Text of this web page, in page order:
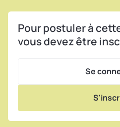
Pour postuler à
vous devez être
Se